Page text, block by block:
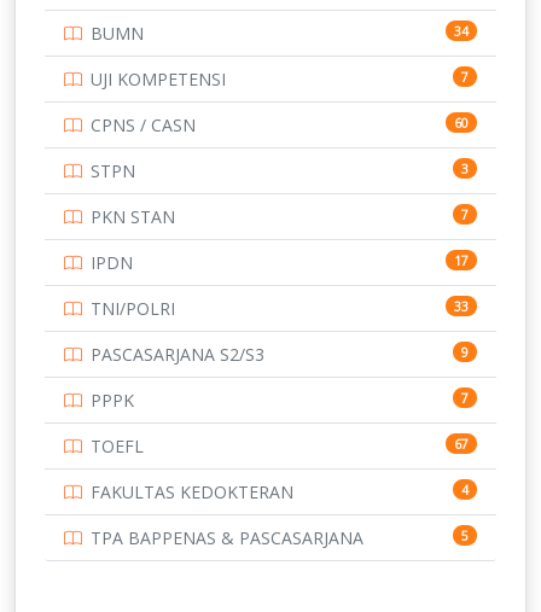
345
UNIVERSITAS AIRLANGGA 15
16
15
15
14
14
UNIVERSITAS CENDRAWASIH 14
15
219
11
134
BUMN 34
UJI KOMPETENSI 7
CPNS / CASN 60
STPN 3
PKN STAN 7
IPDN 17
TNI/POLRI 33
PASCASARJANA S2/S3 9
PPPK 7
TOEFL 67
FAKULTAS KEDOKTERAN 4
TPA BAPPENAS & PASCASARJANA 5